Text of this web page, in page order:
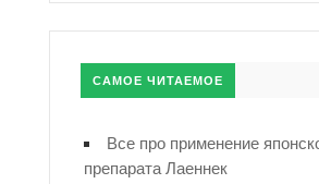
САМОЕ ЧИТАЕМОЕ
Все про применение
препарата Лаеннек